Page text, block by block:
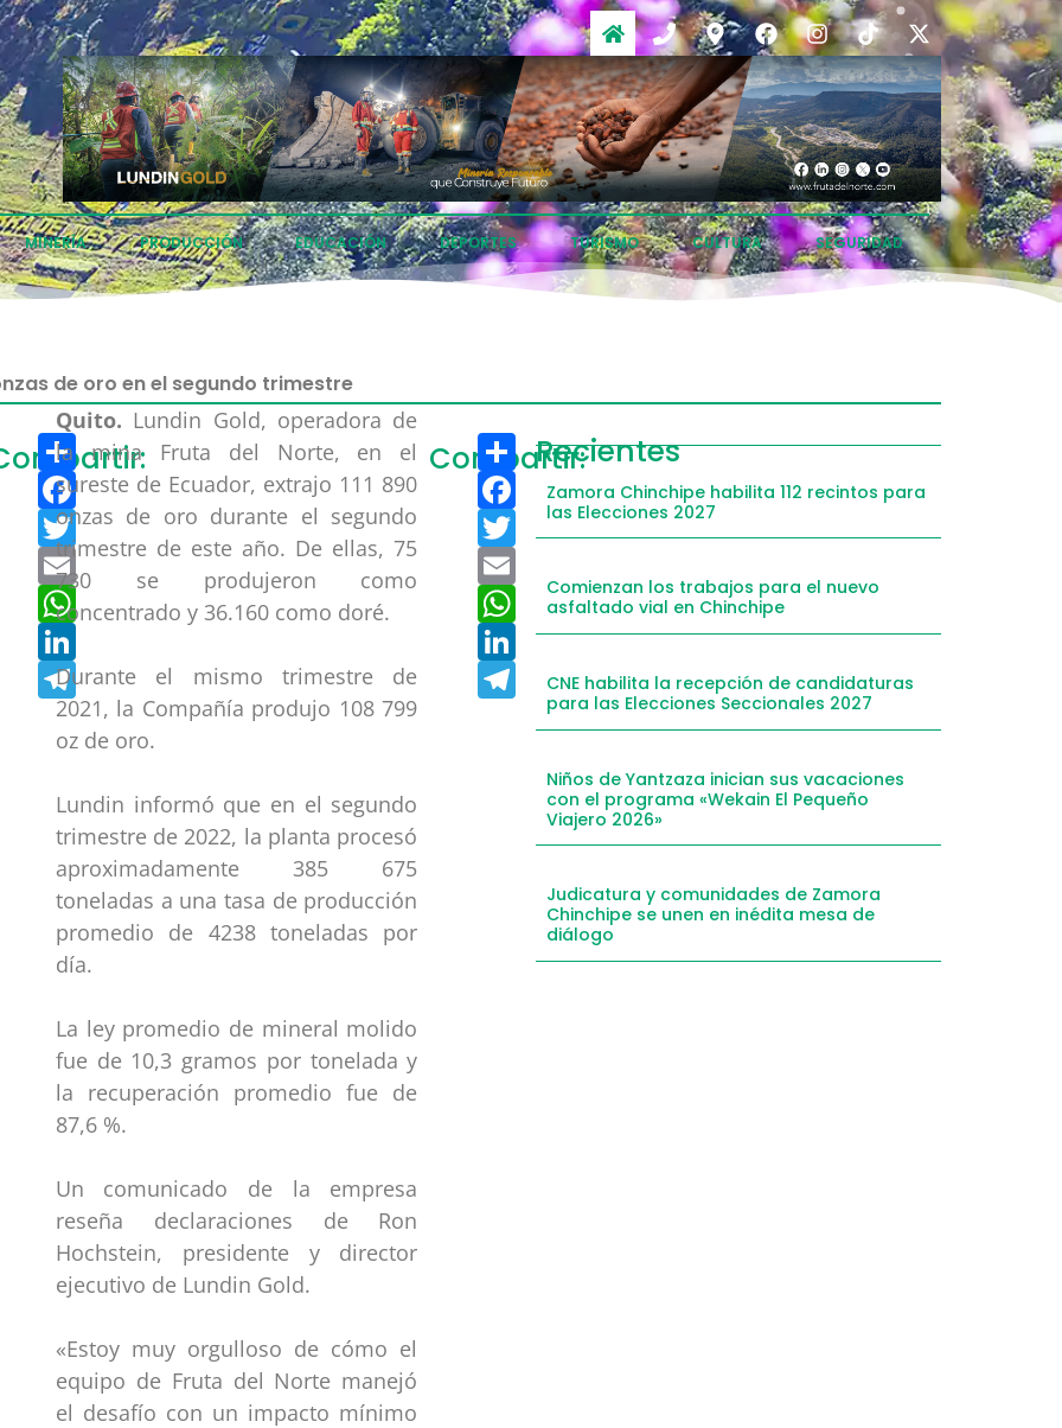
MINERÍA PRODUCCIÓN EDUCACIÓN DEPORTES TURISMO CULTURA SEGURIDAD
de oro en el segundo trimestre
Compartir
Facebook
Twitter
Email
WhatsApp
Telegram
Quito. Lundin Gold, operadora de
la mina Fruta del Norte, en el
sureste de Ecuador, extrajo 111 890
onzas de oro durante el segundo
trimestre de este año. De ellas, 75
730 se produjeron como
concentrado y 36.160 como doré.
Durante el mismo trimestre de
2021, la Compañía produjo 108 799
oz de oro.
Lundin informó que en el segundo
trimestre de 2022, la planta procesó
aproximadamente 385 675
toneladas a una tasa de producción
promedio de 4238 toneladas por
día.
La ley promedio de mineral molido
fue de 10,3 gramos por tonelada y
la recuperación promedio fue de
87,6 %.
Un comunicado de la empresa
reseña declaraciones de Ron
Hochstein, presidente y director
ejecutivo de Lundin Gold.
«Estoy muy orgulloso de cómo el
equipo de Fruta del Norte manejó
el desafío con un impacto mínimo
Compartir:
Compartir
Facebook
Twitter
WhatsApp
LinkedIn
Telegram
Recientes
Zamora Chinchipe habilita 112 recintos para
las Elecciones 2027
Comienzan los trabajos para el nuevo
asfaltado vial en Chinchipe
CNE habilita la recepción de candidaturas
para las Elecciones Seccionales 2027
Niños de Yantzaza inician sus vacaciones
con el programa «Wekain El Pequeño
Viajero 2026»
Judicatura y comunidades de Zamora
Chinchipe se unen en inédita mesa de
diálogo